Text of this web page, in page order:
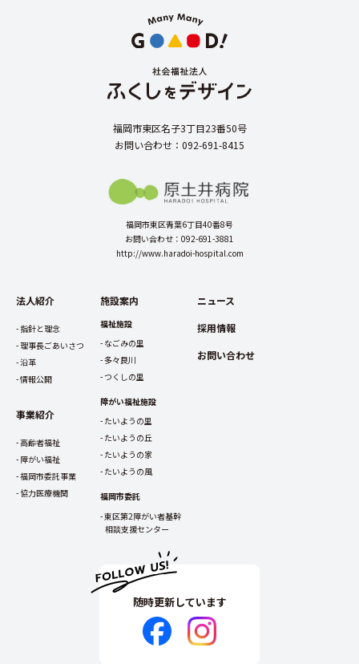
福岡市東区名子3丁目23番50号
お問い合わせ：092-691-8415
福岡市東区青葉6丁目40番8号
お問い合わせ：092-691-3881
http://www.haradoi-hospital.com
法人紹介
指針と理念
理事長ごあいさつ
沿革
情報公開
事業紹介
高齢者福祉
障がい福祉
福岡市委託事業
協力医療機関
施設案内
福祉施設
なごみの里
多々良川
つくしの里
障がい福祉施設
たいようの里
たいようの丘
たいようの家
たいようの風
福岡市委託
東区第2障がい者基幹
相談支援センター
ニュース
採用情報
お問い合わせ
随時更新しています